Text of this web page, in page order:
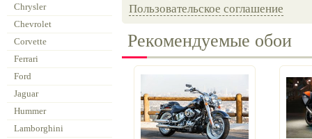
Chrysler
Chevrolet
Corvette
Ferrari
Ford
Jaguar
Hummer
Lamborghini
Пользовательское соглашение
Рекомендуемые обои